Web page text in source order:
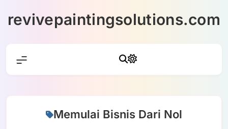
revivepaintingsolutions.com
Memulai Bisnis Dari Nol